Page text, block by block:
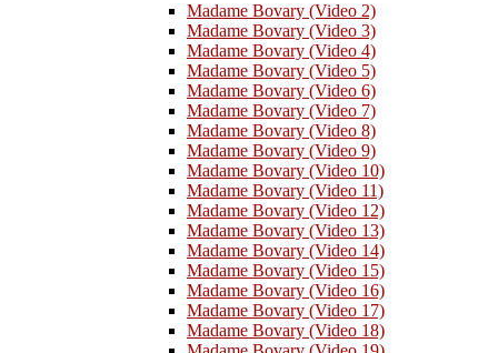
Madame Bovary (Video 2)
Madame Bovary (Video 3)
Madame Bovary (Video 4)
Madame Bovary (Video 5)
Madame Bovary (Video 6)
Madame Bovary (Video 7)
Madame Bovary (Video 8)
Madame Bovary (Video 9)
Madame Bovary (Video 10)
Madame Bovary (Video 11)
Madame Bovary (Video 12)
Madame Bovary (Video 13)
Madame Bovary (Video 14)
Madame Bovary (Video 15)
Madame Bovary (Video 16)
Madame Bovary (Video 17)
Madame Bovary (Video 18)